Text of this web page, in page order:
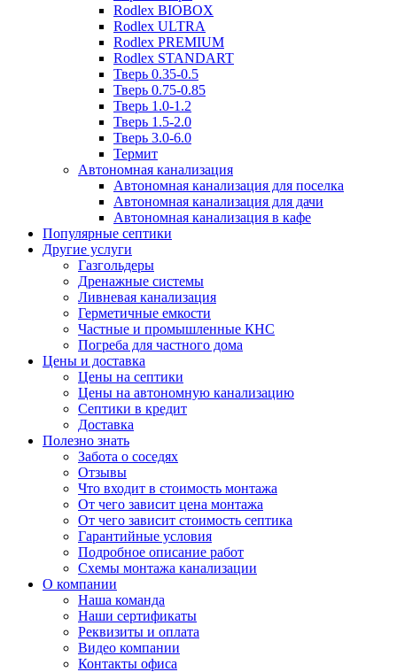
Rodlex BIOBOX
Rodlex ULTRA
Rodlex PREMIUM
Rodlex STANDART
Тверь 0.35-0.5
Тверь 0.75-0.85
Тверь 1.0-1.2
Тверь 1.5-2.0
Тверь 3.0-6.0
Термит
Автономная канализация
Автономная канализация для поселка
Автономная канализация для дачи
Автономная канализация в кафе
Популярные септики
Другие услуги
Газгольдеры
Дренажные системы
Ливневая канализация
Герметичные емкости
Частные и промышленные КНС
Погреба для частного дома
Цены и доставка
Цены на септики
Цены на автономную канализацию
Септики в кредит
Доставка
Полезно знать
Забота о соседях
Отзывы
Что входит в стоимость монтажа
От чего зависит цена монтажа
От чего зависит стоимость септика
Гарантийные условия
Подробное описание работ
Схемы монтажа канализации
О компании
Наша команда
Наши сертификаты
Реквизиты и оплата
Видео компании
Контакты офиса